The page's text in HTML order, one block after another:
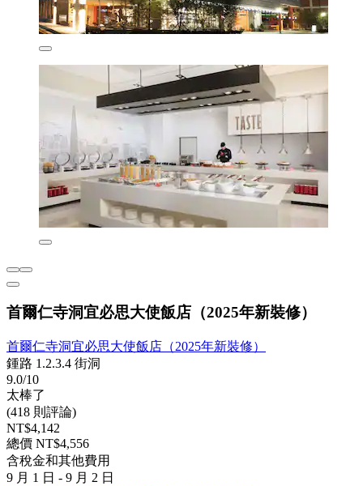
首爾仁寺洞宜必思大使飯店（2025年新裝修）
首爾仁寺洞宜必思大使飯店（2025年新裝修）
鍾路 1.2.3.4 街洞
9.0/10
太棒了
(418 則評論)
NT$4,142
總價 NT$4,556
含稅金和其他費用
9 月 1 日 - 9 月 2 日